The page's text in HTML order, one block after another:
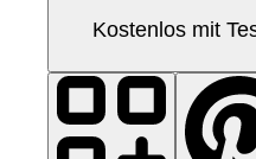
Kostenlos mit